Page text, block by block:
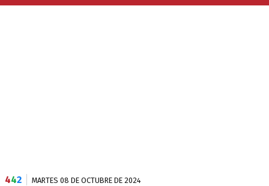
442 MARTES 08 DE OCTUBRE DE 2024